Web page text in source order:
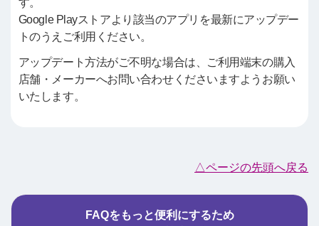
Google Playストアより該当のアプリを最新にアップデー
トのうえご利用ください。
アップデート方法がご不明な場合は、ご利用端末の購入
店舗・メーカーへお問い合わせくださいますようお願い
いたします。
△ページの先頭へ戻る
FAQをもっと便利にするため